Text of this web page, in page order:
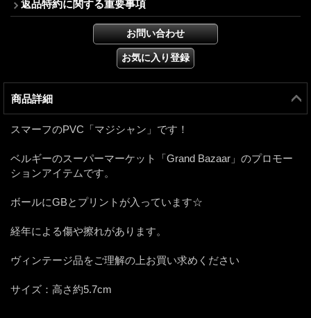
返品特約に関する重要事項
商品詳細
スマーフのPVC「マジシャン」です！
ベルギーのスーパーマーケット「Grand Bazaar」のプロモー
ションアイテムです。
ボールにGBとプリントが入っています☆
経年による傷や擦れがあります。
ヴィンテージ品をご理解の上お買い求めください
サイズ：高さ約5.7cm